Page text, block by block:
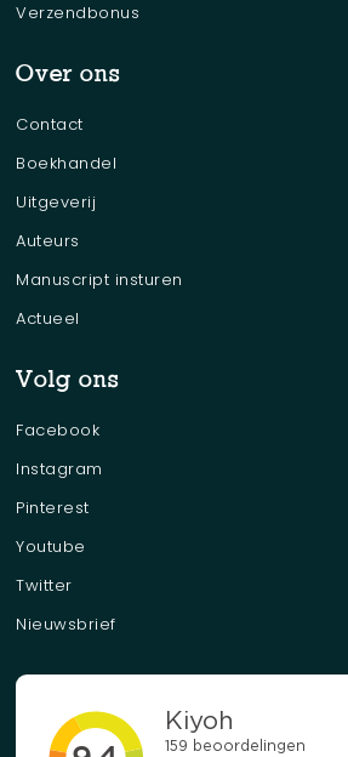
Verzendbonus
Over ons
Contact
Boekhandel
Uitgeverij
Auteurs
Manuscript insturen
Actueel
Volg ons
Facebook
Instagram
Pinterest
Youtube
Twitter
Nieuwsbrief